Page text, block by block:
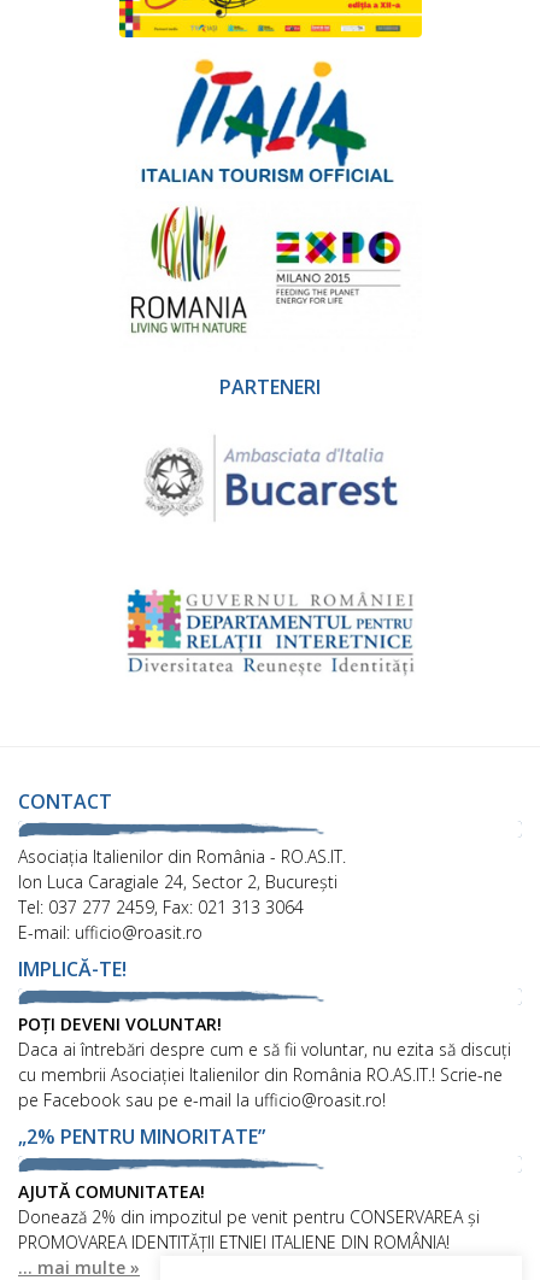
PARTENERI
CONTACT
Asociaţia Italienilor din România - RO.AS.IT.
Ion Luca Caragiale 24, Sector 2, București
Tel: 037 277 2459, Fax: 021 313 3064
E-mail: ufficio@roasit.ro
IMPLICĂ-TE!
POȚI DEVENI VOLUNTAR!
Daca ai întrebări despre cum e să fii voluntar, nu ezita să discuți
cu membrii Asociației Italienilor din România RO.AS.IT.! Scrie-ne
pe Facebook sau pe e-mail la ufficio@roasit.ro!
„2% PENTRU MINORITATE”
AJUTĂ COMUNITATEA!
Donează 2% din impozitul pe venit pentru CONSERVAREA și
PROMOVAREA IDENTITĂȚII ETNIEI ITALIENE DIN ROMÂNIA!
... mai multe »